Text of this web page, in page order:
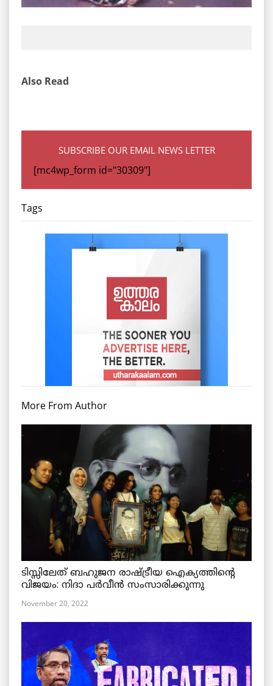
Also Read
SUBSCRIBE OUR EMAIL NEWS LETTER
[mc4wp_form id="30309"]
Tags
More From Author
ടിസ്സിലേത് ബഹുജന രാഷ്ട്രീയ ഐക്യത്തിന്റെ
വിജയം: നിദാ പർവീൻ സംസാരിക്കുന്നു
November 20, 2022